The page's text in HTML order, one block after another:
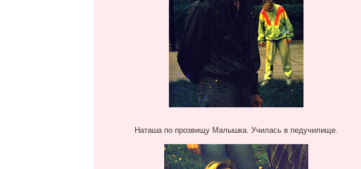
Наташа по прозвищу Малышка. Училась в педучилище.